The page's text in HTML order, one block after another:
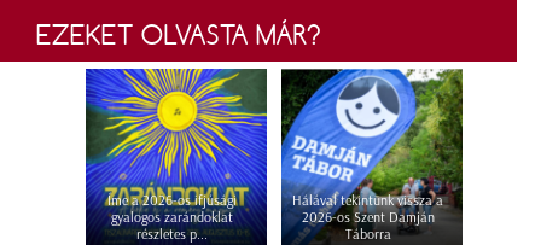
EZEKET OLVASTA MÁR?
Íme a 2026-os ifjúsági
gyalogos zarándoklat
részletes p...
Hálával tekintünk vissza a
2026-os Szent Damján
Táborra